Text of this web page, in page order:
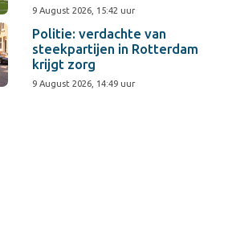
9 August 2026, 15:42 uur
Politie: verdachte van
steekpartijen in Rotterdam
krijgt zorg
9 August 2026, 14:49 uur